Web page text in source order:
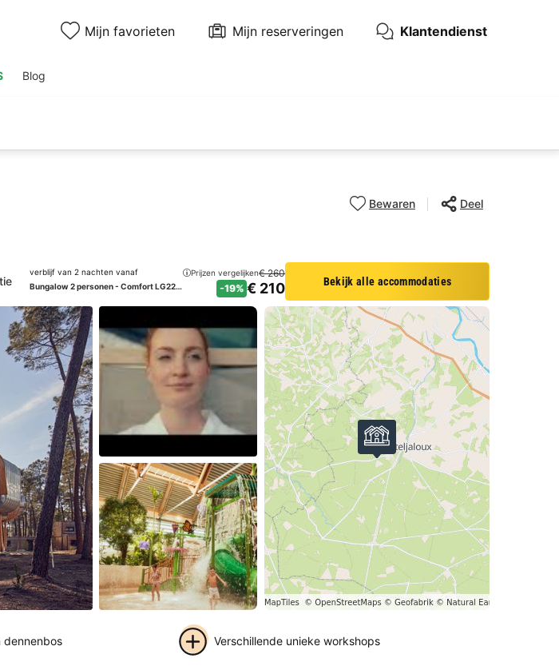
Mijn favorieten Mijn reserveringen Klantendienst
Blog
verblijf van 2 nachten vanaf
Bungalow 2 personen - Comfort LG2211
Prijzen vergelijken€ 260
-19% € 210 Bekijk alle accommodaties
Bewaren Deel
Speel de video af
dennenbos Verschillende unieke workshops